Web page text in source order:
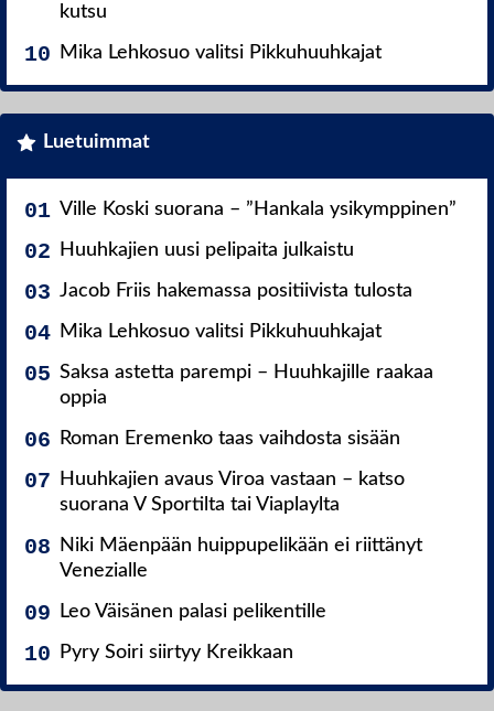
kutsu
Mika Lehkosuo valitsi Pikkuhuuhkajat
Luetuimmat
Ville Koski suorana – ”Hankala ysikymppinen”
Huuhkajien uusi pelipaita julkaistu
Jacob Friis hakemassa positiivista tulosta
Mika Lehkosuo valitsi Pikkuhuuhkajat
Saksa astetta parempi – Huuhkajille raakaa
oppia
Roman Eremenko taas vaihdosta sisään
Huuhkajien avaus Viroa vastaan – katso
suorana V Sportilta tai Viaplaylta
Niki Mäenpään huippupelikään ei riittänyt
Venezialle
Leo Väisänen palasi pelikentille
Pyry Soiri siirtyy Kreikkaan